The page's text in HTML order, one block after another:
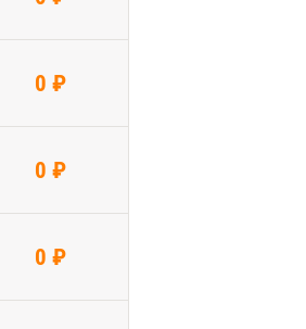
0 ₽
0 ₽
0 ₽